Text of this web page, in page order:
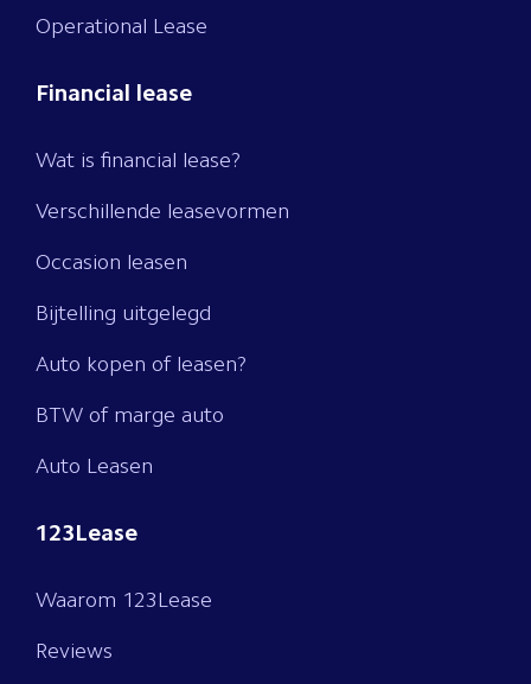
Operational Lease
Financial lease
Wat is financial lease?
Verschillende leasevormen
Occasion leasen
Bijtelling uitgelegd
Auto kopen of leasen?
BTW of marge auto
Auto Leasen
123Lease
Waarom 123Lease
Reviews